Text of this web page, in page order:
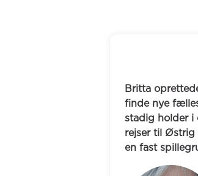
hørt
ville
men
dag
at